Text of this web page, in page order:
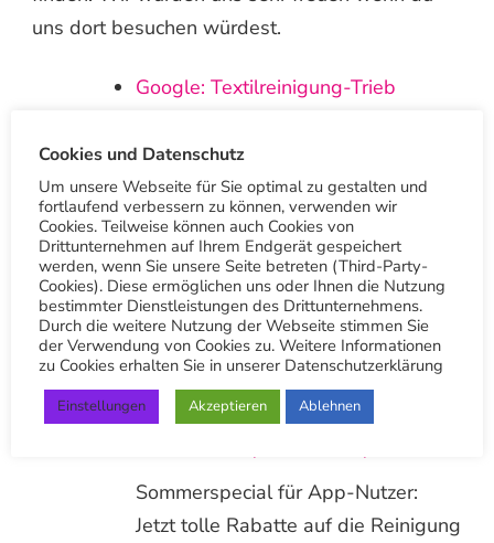
uns dort besuchen würdest.
Google: Textilreinigung-Trieb
Google: Textilreinigung-Trieb
Botnang
Vielen Dank
Andere Beiträge
Sommerspecial: Bluse, Polo,
Sommerspecial für App-Nutzer:
Jetzt tolle Rabatte auf die Reinigung
Cookies und Datenschutz
Um unsere Webseite für Sie optimal zu gestalten und
fortlaufend verbessern zu können, verwenden wir
Cookies. Teilweise können auch Cookies von
Drittunternehmen auf Ihrem Endgerät gespeichert
werden, wenn Sie unsere Seite betreten (Third-Party-
Cookies). Diese ermöglichen uns oder Ihnen die Nutzung
bestimmter Dienstleistungen des Drittunternehmens.
Durch die weitere Nutzung der Webseite stimmen Sie
der Verwendung von Cookies zu. Weitere Informationen
zu Cookies erhalten Sie in unserer Datenschutzerklärung
Einstellungen Akzeptieren Ablehnen